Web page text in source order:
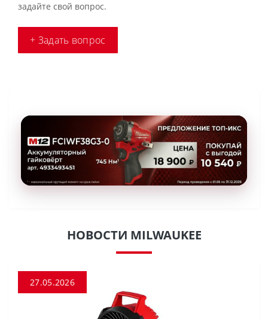
задайте свой вопрос.
+ Задать вопрос
НОВОСТИ MILWAUKEE
27.05.2026